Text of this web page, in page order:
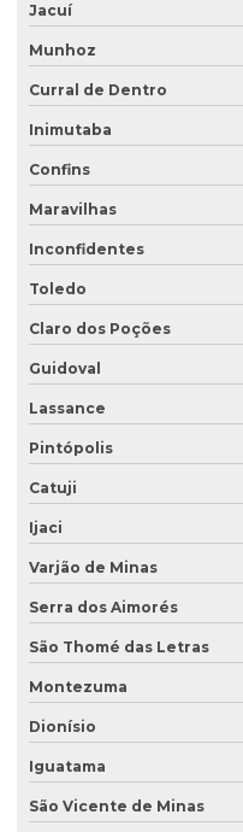
Jacuí
Munhoz
Curral de Dentro
Inimutaba
Confins
Maravilhas
Inconfidentes
Toledo
Claro dos Poções
Guidoval
Lassance
Pintópolis
Catuji
Ijaci
Varjão de Minas
Serra dos Aimorés
São Thomé das Letras
Montezuma
Dionísio
Iguatama
São Vicente de Minas